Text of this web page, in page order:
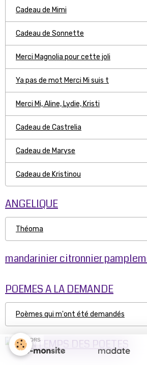
Cadeau de Mimi
Cadeau de Sonnette
Merci Magnolia pour cette joli
Ya pas de mot Merci Mi suis t
Merci Mi, Aline, Lydie, Kristi
Cadeau de Castrelia
Cadeau de Maryse
Cadeau de Kristinou
ANGELIQUE
Théoma
mandarinier citronnier
POEMES A LA DEMANDE
Poèmes qui m'ont été demandés
SPONSORS